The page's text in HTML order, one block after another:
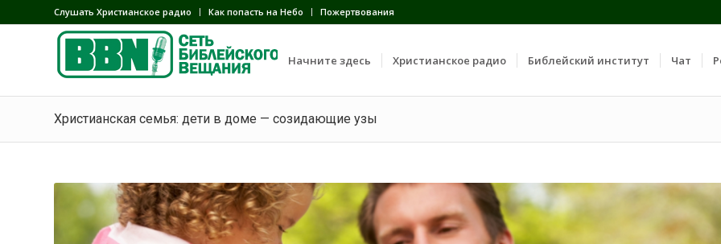
Слушать Христианское радио Как попасть на Небо Пожертвования
Начните здесь Христианское радио Библейский институт Чат
Христианская семья: дети в доме — созидающие узы